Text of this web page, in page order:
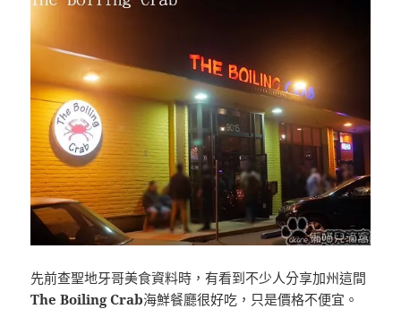
先前查聖地牙哥美食資料時，有看到不少人分享加州這間
The Boiling Crab海鮮餐廳很好吃，只是價格不便宜。